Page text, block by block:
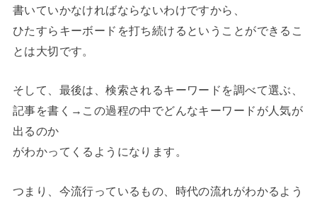
書いていかなければならないわけですから、
ひたすらキーボードを打ち続けるということができるこ
とは大切です。
そして、最後は、検索されるキーワードを調べて選ぶ、
記事を書く→この過程の中でどんなキーワードが人気が
出るのか
がわかってくるようになります。
つまり、今流行っているもの、時代の流れがわかるよう